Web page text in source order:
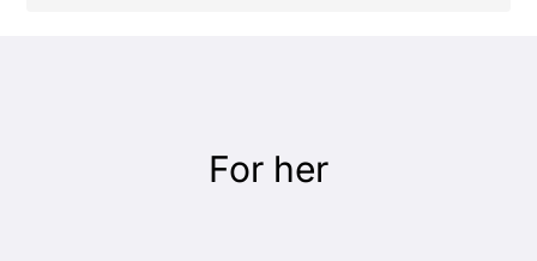
For her